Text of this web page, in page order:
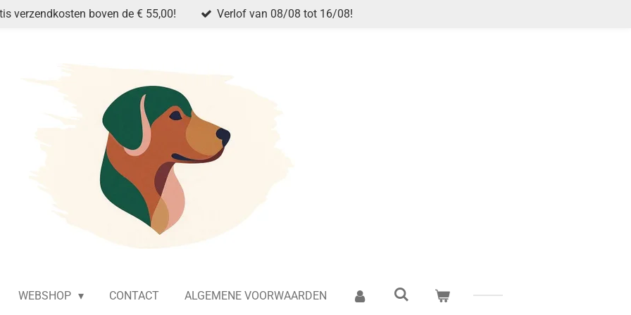
verzendkosten boven de € 55,00! Verlof van 08/08 tot 16/08!
WEBSHOP CONTACT ALGEMENE VOORWAARDEN